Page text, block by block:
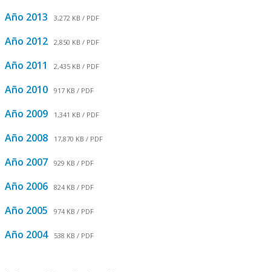
Año 2013 3,272 KB / PDF
Año 2012 2,850 KB / PDF
Año 2011 2,435 KB / PDF
Año 2010 917 KB / PDF
Año 2009 1,341 KB / PDF
Año 2008 17,870 KB / PDF
Año 2007 929 KB / PDF
Año 2006 824 KB / PDF
Año 2005 974 KB / PDF
Año 2004 538 KB / PDF